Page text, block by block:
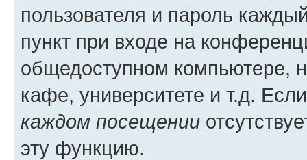
пользователя и пароль
пункт при входе на
общедоступном компьютере,
кафе, университете и т.д.
каждом посещении
эту функцию.